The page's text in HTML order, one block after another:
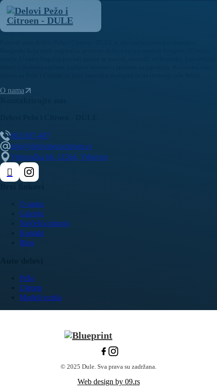
O nama
O nama
Galerija
Najčešća pitanja
Kontakt
Blog
Pežo
Citroen
Modeli vozila
062/307-407
info@delovipezocitroen.rs
Vrbovačka bb, 11564, Vrbovno
© 2025 Dule. Sva prava su zadržana.
Web design by 09.rs